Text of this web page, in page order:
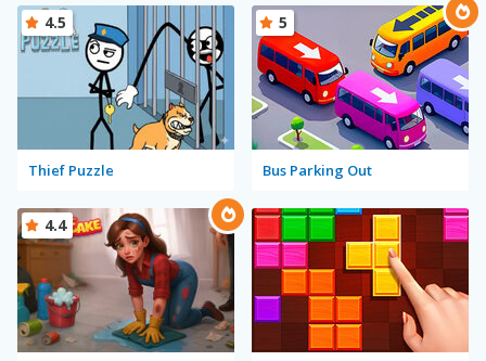
Thief Puzzle
4.5
Bus Parking Out
5
4.4